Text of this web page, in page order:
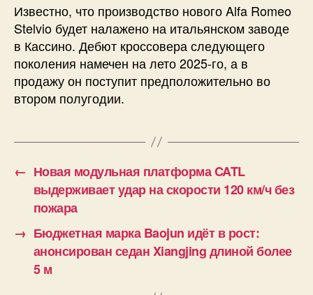
Известно, что производство нового Alfa Romeo
Stelvio будет налажено на итальянском заводе
в Кассино. Дебют кроссовера следующего
поколения намечен на лето 2025-го, а в
продажу он поступит предположительно во
втором полугодии.
← Новая модульная платформа CATL
выдерживает удар на скорости 120 км/ч без
пожара
→ Бюджетная марка Baojun идёт в рост:
анонсирован седан Xiangjing длиной более
5 м